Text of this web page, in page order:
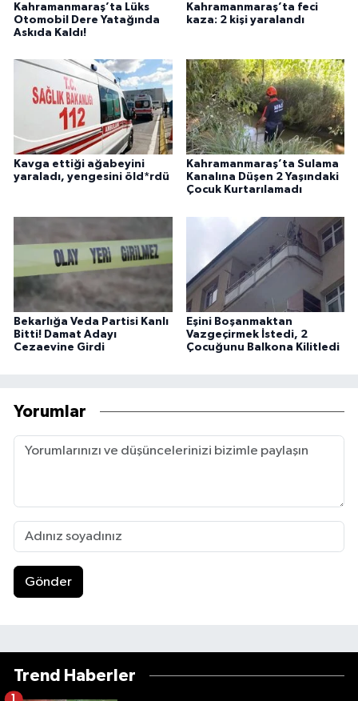
Kahramanmaraş’ta Lüks
Otomobil Dere Yatağında
Askıda Kaldı!
Kahramanmaraş’ta feci
kaza: 2 kişi yaralandı
Kavga ettiği ağabeyini
yaraladı, yengesini öld*rdü
Kahramanmaraş’ta Sulama
Kanalına Düşen 2 Yaşındaki
Çocuk Kurtarılamadı
Bekarlığa Veda Partisi Kanlı
Bitti! Damat Adayı
Cezaevine Girdi
Eşini Boşanmaktan
Vazgeçirmek İstedi, 2
Çocuğunu Balkona Kilitledi
Yorumlar
Gönder
Trend Haberler